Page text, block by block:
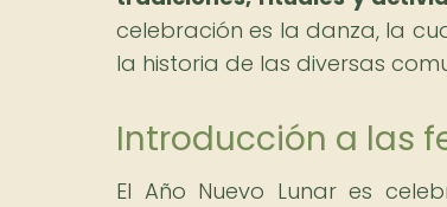
celebración es la danza, la
la historia de las diversas
Introducción a las
El Año Nuevo Lunar es